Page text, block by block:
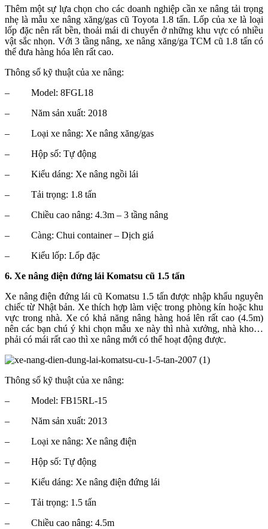
Thêm một sự lựa chọn cho các doanh nghiệp cần xe nâng tải trọng
nhẹ là mẫu xe nâng xăng/gas cũ Toyota 1.8 tấn. Lốp của xe là loại
lốp đặc nên rất bền, thoải mái di chuyển ở những khu vực có nhiều
vật sắc nhọn. Với 3 tầng nâng, xe nâng xăng/ga TCM cũ 1.8 tấn có
thể đưa hàng hóa lên rất cao.
Thông số kỹ thuật của xe nâng:
–
Model: 8FGL18
–
Năm sản xuất: 2018
–
Loại xe nâng: Xe nâng xăng/gas
–
Hộp số: Tự động
–
Kiểu dáng: Xe nâng ngồi lái
–
Tải trọng: 1.8 tấn
–
Chiều cao nâng: 4.3m – 3 tầng nâng
–
Càng: Chui container – Dịch giá
–
Kiểu lốp: Lốp đặc
6. Xe nâng điện đứng lái Komatsu cũ 1.5 tấn
Xe nâng điện đứng lái cũ Komatsu 1.5 tấn được nhập khẩu nguyên
chiếc từ Nhật bản. Xe thích hợp làm việc trong phòng kín hoặc khu
vực trong nhà. Xe có khả năng nâng hàng hoá lên rất cao (4.5m)
nên các bạn chú ý khi chọn mẫu xe này thì nhà xưởng, nhà kho…
phải có mái rất cao thì xe nâng mới có thể hoạt động được.
Thông số kỹ thuật của xe nâng:
–
Model: FB15RL-15
–
Năm sản xuất: 2013
–
Loại xe nâng: Xe nâng điện
–
Hộp số: Tự động
–
Kiểu dáng: Xe nâng điện đứng lái
–
Tải trọng: 1.5 tấn
–
Chiều cao nâng: 4.5m